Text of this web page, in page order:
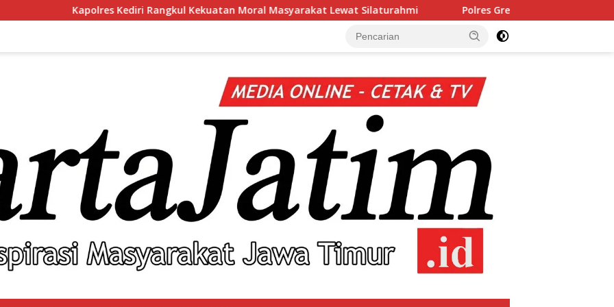
Kediri Rangkul Kekuatan Moral Masyarakat Lewat Silaturahmi Polres Gresik Amankan Dua Tersangka Edarkan Sabu